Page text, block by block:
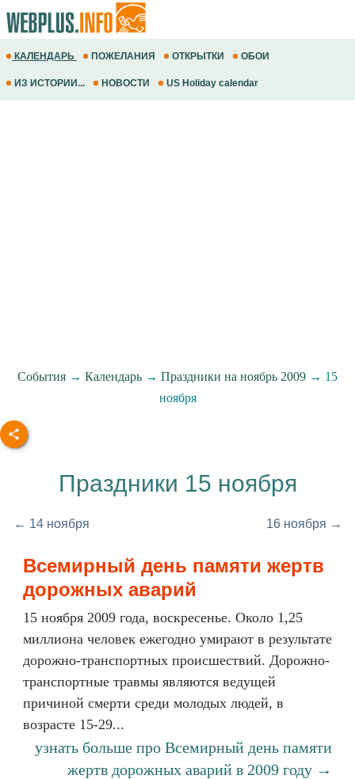
КАЛЕНДАРЬ ПОЖЕЛАНИЯ ОТКРЫТКИ ОБОИ
ИЗ ИСТОРИИ... НОВОСТИ US Holiday calendar
События → Календарь → Праздники на ноябрь 2009 → 15
ноября
Праздники 15 ноября
← 14 ноября 16 ноября →
Всемирный день памяти жертв
дорожных аварий
15 ноября 2009 года, воскресенье. Около 1,25
миллиона человек ежегодно умирают в результате
дорожно-транспортных происшествий. Дорожно-
транспортные травмы являются ведущей
причиной смерти среди молодых людей, в
возрасте 15-29...
узнать больше про Всемирный день памяти
жертв дорожных аварий в 2009 году →